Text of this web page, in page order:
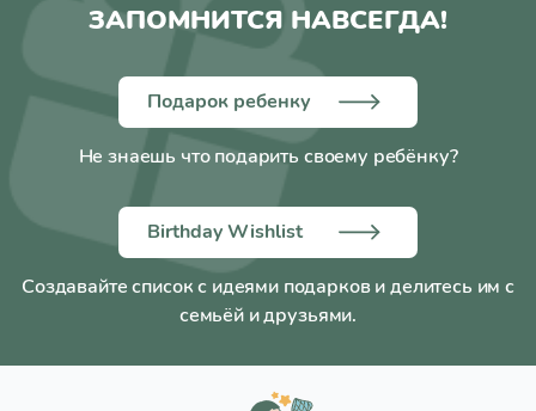
ЗАПОМНИТСЯ НАВСЕГДА!
Подарок ребенку
Не знаешь что подарить своему ребёнку?
Birthday Wishlist
Создавайте список с идеями подарков и делитесь им с
семьёй и друзьями.